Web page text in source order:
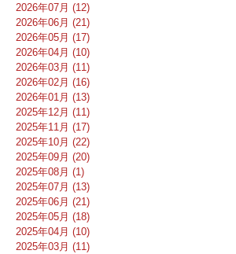
2026年07月 (12)
2026年06月 (21)
2026年05月 (17)
2026年04月 (10)
2026年03月 (11)
2026年02月 (16)
2026年01月 (13)
2025年12月 (11)
2025年11月 (17)
2025年10月 (22)
2025年09月 (20)
2025年08月 (1)
2025年07月 (13)
2025年06月 (21)
2025年05月 (18)
2025年04月 (10)
2025年03月 (11)